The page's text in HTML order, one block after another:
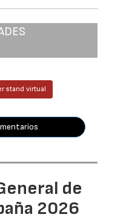
stand virtual
de
2026